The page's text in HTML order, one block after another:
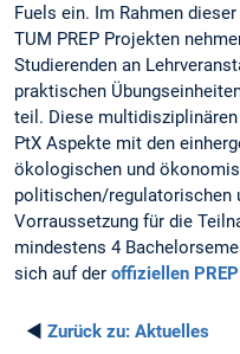
Fuels ein. Im Rahmen
TUM PREP Projekten
Studierenden an
praktischen
teil. Diese
PtX Aspekte mit den
ökologischen und
politischen/regulatorischen
Vorraussetzung für die
mindestens 4
sich auf der offiziellen
◄ Zurück zu: Aktuelles